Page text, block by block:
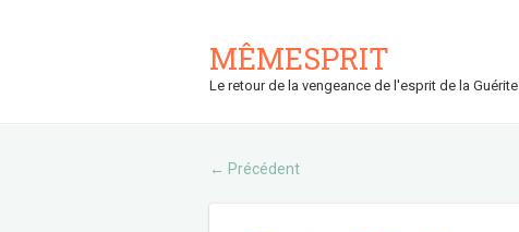
MÊMESPRIT
Le retour de la vengeance de l'esprit de la Guérite
← Précédent